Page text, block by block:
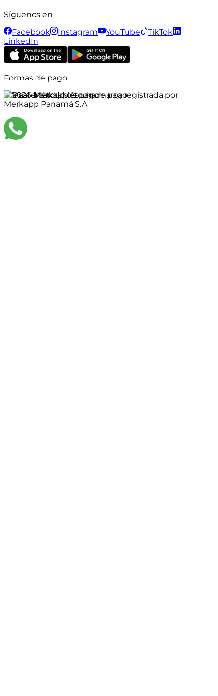
Síguenos en
Facebook
Instagram YouTube
TikTok
LinkedIn
Formas de pago
©2026Merkapp es una marca registrada por
Merkapp Panamá S.A